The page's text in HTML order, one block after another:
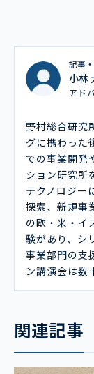
記事
小林
アド
野村総合研究
グに携わった
での事業開発
ション研究所
テクノロジー
探索、新規事
の欧・米・イ
験があり、シ
事業部門の支
ン講演会は数
関連記事